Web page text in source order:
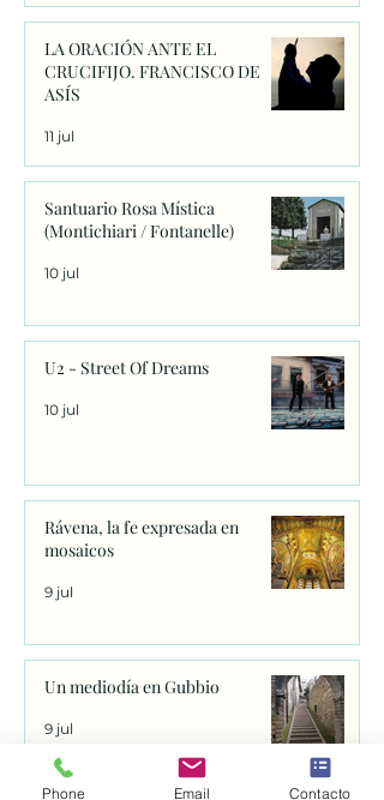
LA ORACIÓN ANTE EL
CRUCIFIJO. FRANCISCO DE
ASÍS
11 jul
Santuario Rosa Mística
(Montichiari / Fontanelle)
10 jul
U2 - Street Of Dreams
10 jul
Rávena, la fe expresada en
mosaicos
9 jul
Un mediodía en Gubbio
9 jul
Phone Email Contacto